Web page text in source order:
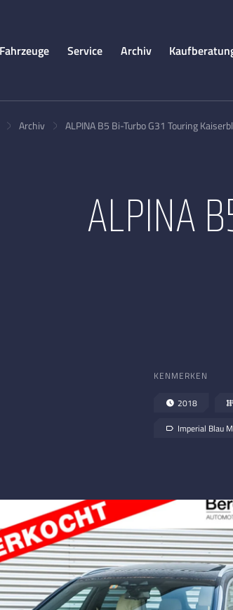
Fahrzeuge Service Archiv
Archiv ALPINA B5 Bi-Turbo G31 Touring
ALPINA
KENMERKEN
2018
Imperial Blau